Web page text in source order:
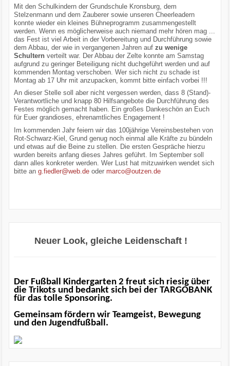
Mit den Schulkindern der Grundschule Kronsburg, dem
Stelzenmann und dem Zauberer sowie unseren Cheerleadern
konnte wieder ein kleines Bühneprogramm zusammengestellt
werden. Wenn es möglicherweise auch niemand mehr hören mag ...
das Fest ist viel Arbeit in der Vorbereitung und Durchführung sowie
dem Abbau, der wie in vergangenen Jahren auf zu wenige
Schulternverteilt war. Der Abbau der Zelte konnte am Samstag
aufgrund zu geringer Beteiligung nicht duchgeführt werden und auf
kommenden Montag verschoben. Wer sich nicht zu schade ist
Montag ab 17 Uhr mit anzupacken, kommt bitte einfach vorbei !!!
An dieser Stelle soll aber nicht vergessen werden, dass 8 (Stand)-
Verantwortliche und knapp 80 Hilfsangebote die Durchführung des
Festes möglich gemacht haben. Ein großes Dankeschön an Euch
für Euer grandioses, ehrenamtliches Engagement !
Im kommenden Jahr feiern wir das 100jährige Vereinsbestehen von
Rot-Schwarz-Kiel, Grund genug noch einmal alle Kräfte zu bündeln
und etwas auf die Beine zu stellen. Die ersten Gespräche hierzu
wurden bereits anfang dieses Jahres geführt. Im September soll
dann alles konkreter werden. Wer Lust hat mitzuwirken wendet sich
bitte an g.fiedler@web.deoder marco@outzen.de
Neuer Look, gleiche Leidenschaft !
Der Fußball Kindergarten 2 freut sich riesig über
die Trikots und bedankt sich bei der TARGOBANK
für das tolle Sponsoring.
Gemeinsam fördern wir Teamgeist, Bewegung
und den Jugendfußball.